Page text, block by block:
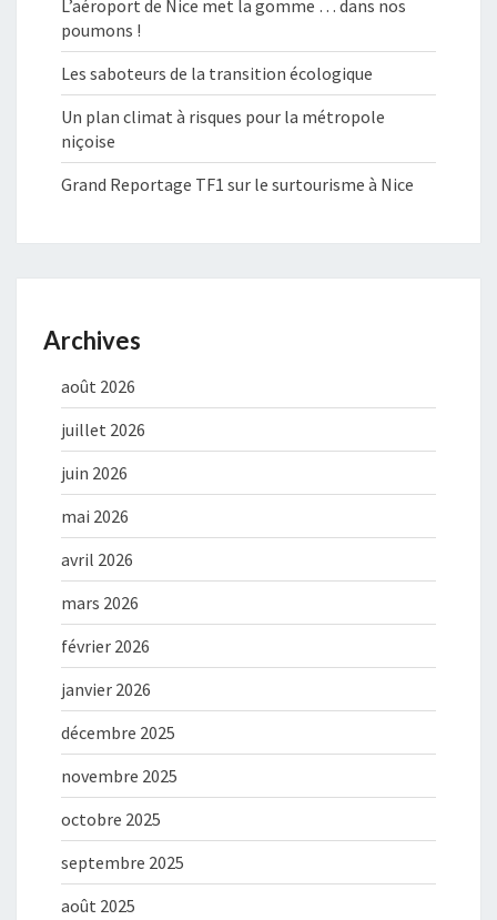
L’aéroport de Nice met la gomme … dans nos
poumons !
Les saboteurs de la transition écologique
Un plan climat à risques pour la métropole
niçoise
Grand Reportage TF1 sur le surtourisme à Nice
Archives
août 2026
juillet 2026
juin 2026
mai 2026
avril 2026
mars 2026
février 2026
janvier 2026
décembre 2025
novembre 2025
octobre 2025
septembre 2025
août 2025